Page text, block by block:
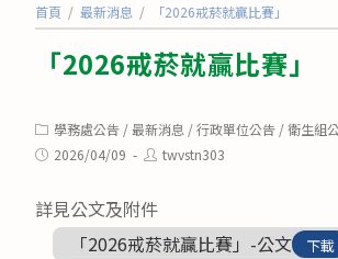
首頁 / 最新消息 / 「2026戒菸就贏比賽」
「2026戒菸就贏比賽」
Post
category:
學務處公告 /最新消息 /行政單位公告 /衛生組
Post2026/04/09
Posttwvstn303
詳見公文及附件
「2026戒菸就贏比賽」-公文
下載